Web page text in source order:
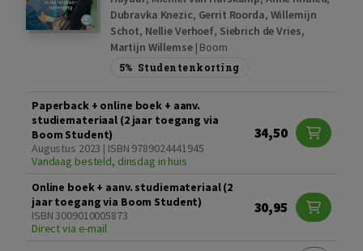
Dubravka Knezic, Gerrit Roorda, Willemijn
Schot, Nellie Verhoef, Siebrich de Vries,
Martijn Willemse| Boom
5% Studentenkorting
Paperback + online boek + aanv.
studiemateriaal (2 jaar toegang via
Boom Student)
Augustus 2023 | ISBN 9789024441945
Vandaag besteld, dinsdag in huis
34,50
Online boek + aanv. studiemateriaal (2
jaar toegang via Boom Student)
ISBN 3009010005873
Direct via e-mail
30,95